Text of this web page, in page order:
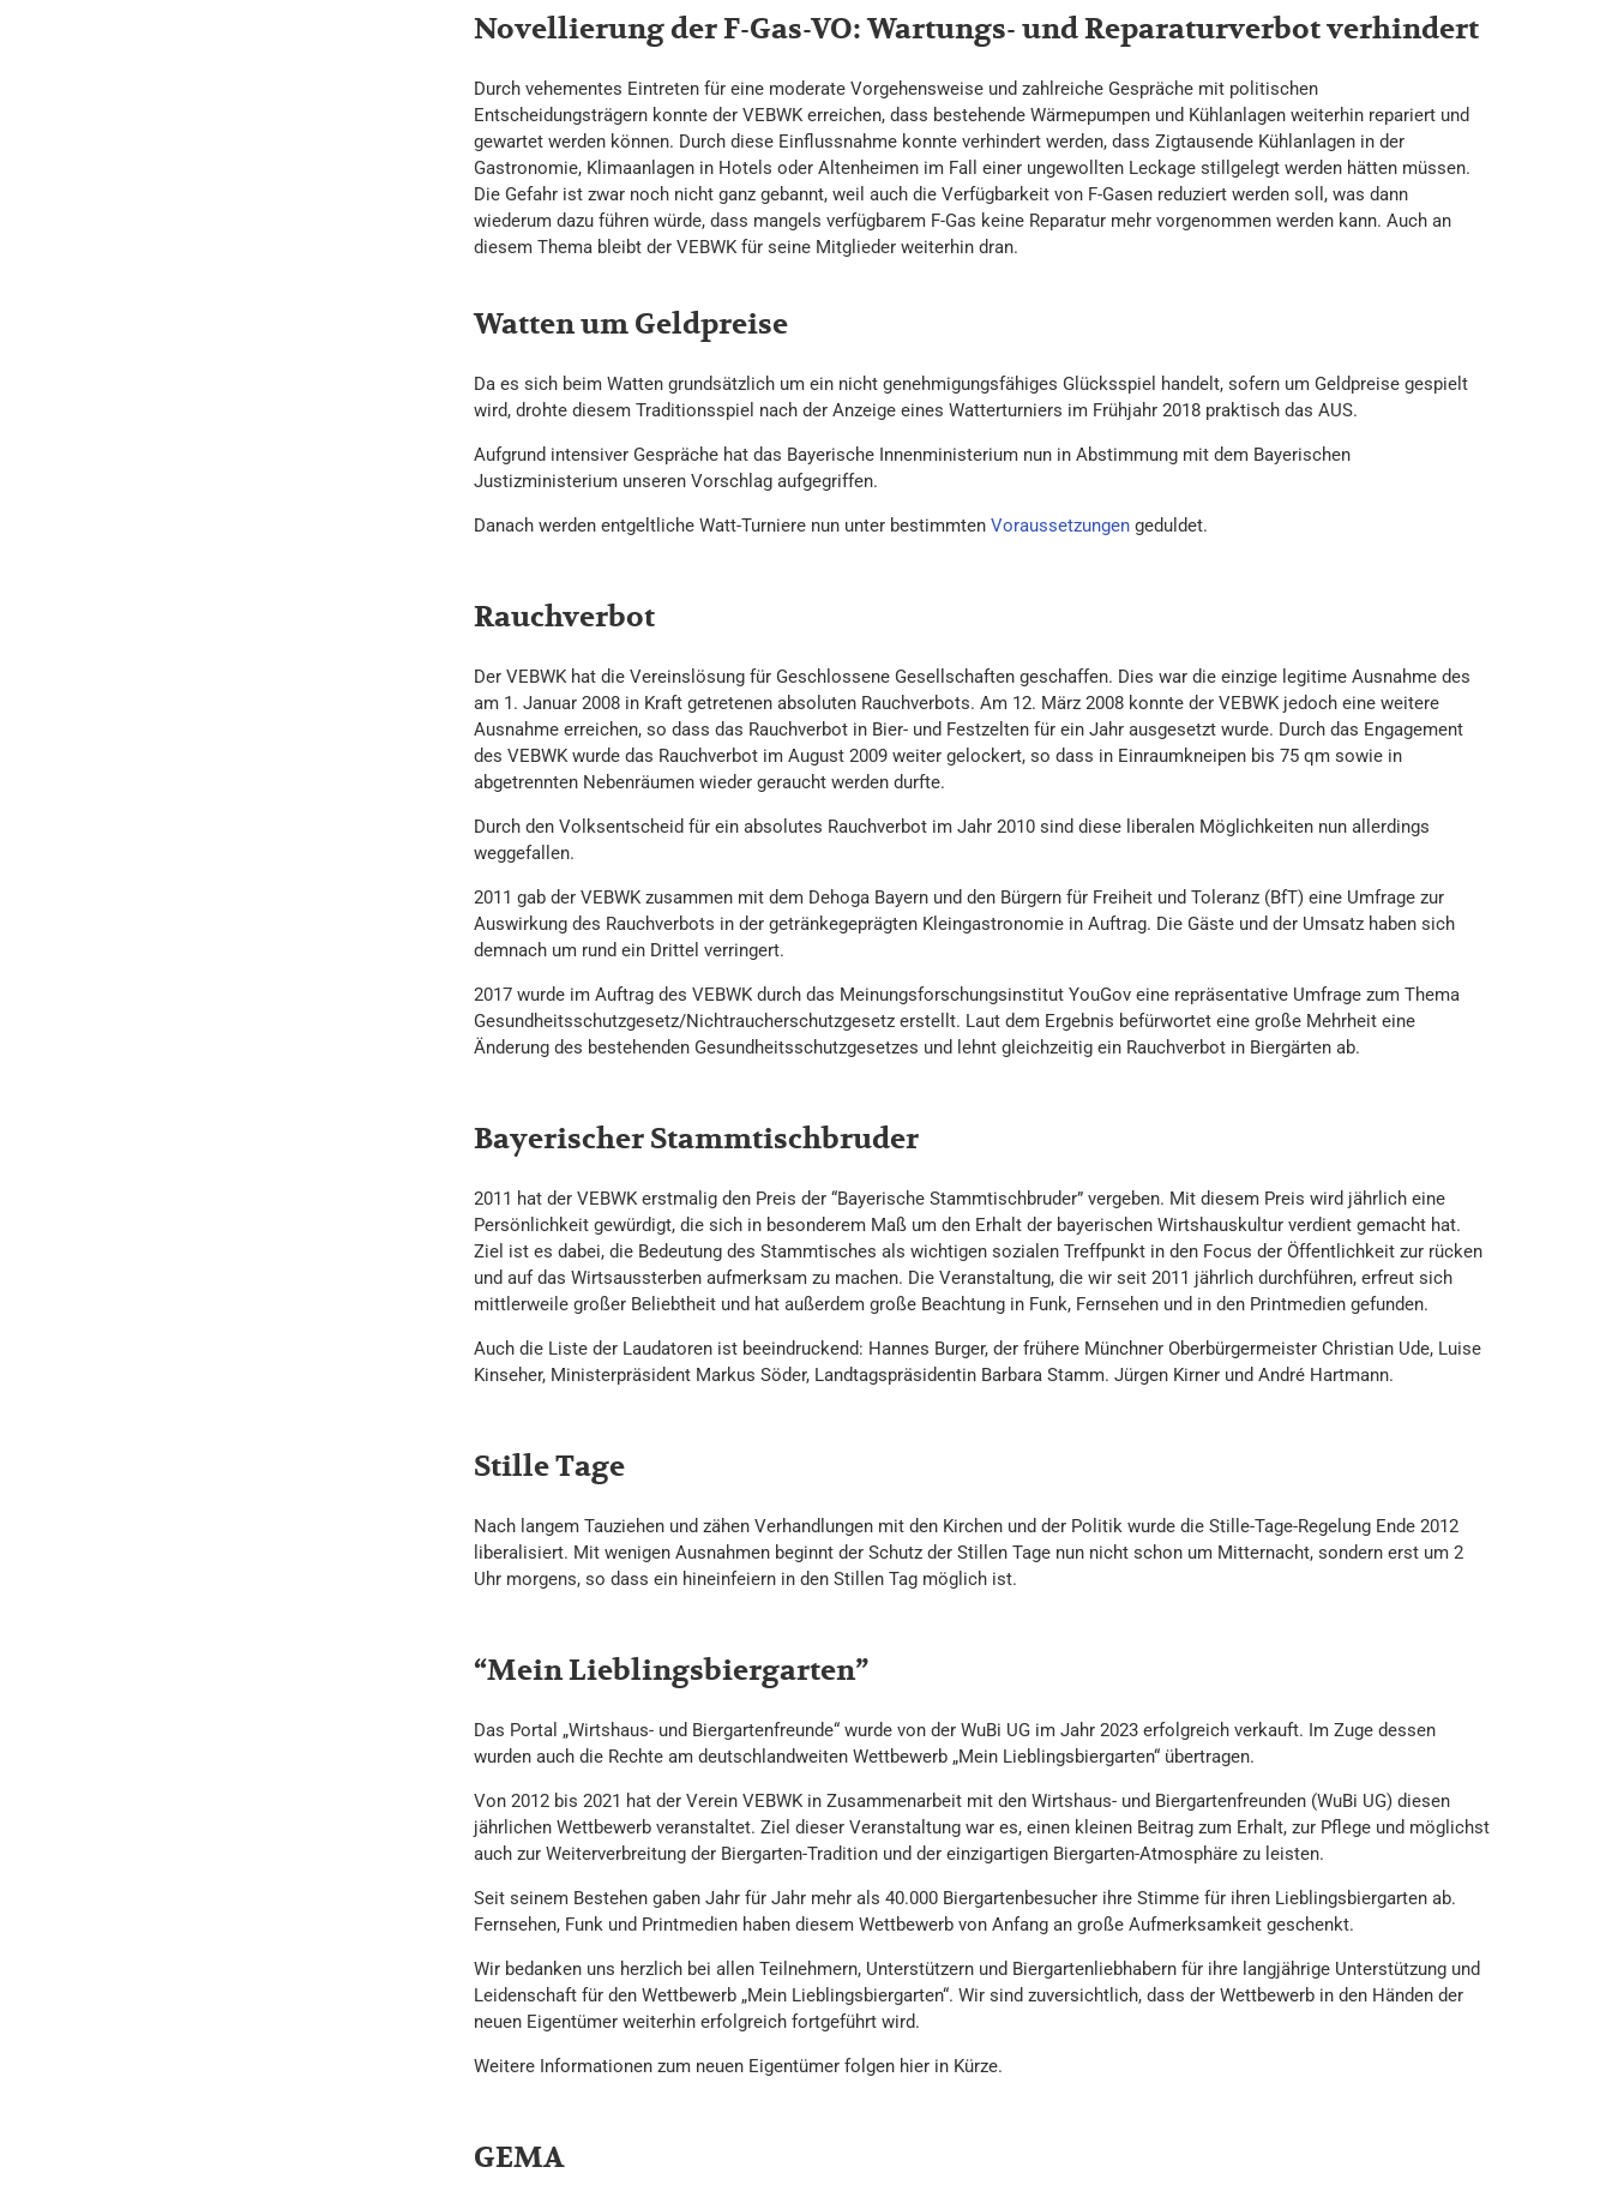
Novellierung der F-Gas-VO: Wartungs- und Reparaturverbot verhindert
Durch vehementes Eintreten für eine moderate Vorgehensweise und zahlreiche Gespräche mit politischen
Entscheidungsträgern konnte der VEBWK erreichen, dass bestehende Wärmepumpen und Kühlanlagen weiterhin repariert und
gewartet werden können. Durch diese Einflussnahme konnte verhindert werden, dass Zigtausende Kühlanlagen in der
Gastronomie, Klimaanlagen in Hotels oder Altenheimen im Fall einer ungewollten Leckage stillgelegt werden hätten müssen.
Die Gefahr ist zwar noch nicht ganz gebannt, weil auch die Verfügbarkeit von F-Gasen reduziert werden soll, was dann
wiederum dazu führen würde, dass mangels verfügbarem F-Gas keine Reparatur mehr vorgenommen werden kann. Auch an
diesem Thema bleibt der VEBWK für seine Mitglieder weiterhin dran.
Watten um Geldpreise
Da es sich beim Watten grundsätzlich um ein nicht genehmigungsfähiges Glücksspiel handelt, sofern um Geldpreise gespielt
wird, drohte diesem Traditionsspiel nach der Anzeige eines Watterturniers im Frühjahr 2018 praktisch das AUS.
Aufgrund intensiver Gespräche hat das Bayerische Innenministerium nun in Abstimmung mit dem Bayerischen
Justizministerium unseren Vorschlag aufgegriffen.
Danach werden entgeltliche Watt-Turniere nun unter bestimmten Voraussetzungengeduldet.
Rauchverbot
Der VEBWK hat die Vereinslösung für Geschlossene Gesellschaften geschaffen. Dies war die einzige legitime Ausnahme des
am 1. Januar 2008 in Kraft getretenen absoluten Rauchverbots. Am 12. März 2008 konnte der VEBWK jedoch eine weitere
Ausnahme erreichen, so dass das Rauchverbot in Bier- und Festzelten für ein Jahr ausgesetzt wurde. Durch das Engagement
des VEBWK wurde das Rauchverbot im August 2009 weiter gelockert, so dass in Einraumkneipen bis 75 qm sowie in
abgetrennten Nebenräumen wieder geraucht werden durfte.
Durch den Volksentscheid für ein absolutes Rauchverbot im Jahr 2010 sind diese liberalen Möglichkeiten nun allerdings
weggefallen.
2011 gab der VEBWK zusammen mit dem Dehoga Bayern und den Bürgern für Freiheit und Toleranz (BfT) eine Umfrage zur
Auswirkung des Rauchverbots in der getränkegeprägten Kleingastronomie in Auftrag. Die Gäste und der Umsatz haben sich
demnach um rund ein Drittel verringert.
2017 wurde im Auftrag des VEBWK durch das Meinungsforschungsinstitut YouGov eine repräsentative Umfrage zum Thema
Gesundheitsschutzgesetz/Nichtraucherschutzgesetz erstellt. Laut dem Ergebnis befürwortet eine große Mehrheit eine
Änderung des bestehenden Gesundheitsschutzgesetzes und lehnt gleichzeitig ein Rauchverbot in Biergärten ab.
Bayerischer Stammtischbruder
2011 hat der VEBWK erstmalig den Preis der “Bayerische Stammtischbruder” vergeben. Mit diesem Preis wird jährlich eine
Persönlichkeit gewürdigt, die sich in besonderem Maß um den Erhalt der bayerischen Wirtshauskultur verdient gemacht hat.
Ziel ist es dabei, die Bedeutung des Stammtisches als wichtigen sozialen Treffpunkt in den Focus der Öffentlichkeit zur rücken
und auf das Wirtsaussterben aufmerksam zu machen. Die Veranstaltung, die wir seit 2011 jährlich durchführen, erfreut sich
mittlerweile großer Beliebtheit und hat außerdem große Beachtung in Funk, Fernsehen und in den Printmedien gefunden.
Auch die Liste der Laudatoren ist beeindruckend: Hannes Burger, der frühere Münchner Oberbürgermeister Christian Ude, Luise
Kinseher, Ministerpräsident Markus Söder, Landtagspräsidentin Barbara Stamm. Jürgen Kirner und André Hartmann.
Stille Tage
Nach langem Tauziehen und zähen Verhandlungen mit den Kirchen und der Politik wurde die Stille-Tage-Regelung Ende 2012
liberalisiert. Mit wenigen Ausnahmen beginnt der Schutz der Stillen Tage nun nicht schon um Mitternacht, sondern erst um 2
Uhr morgens, so dass ein hineinfeiern in den Stillen Tag möglich ist.
“Mein Lieblingsbiergarten”
Das Portal „Wirtshaus- und Biergartenfreunde“ wurde von der WuBi UG im Jahr 2023 erfolgreich verkauft. Im Zuge dessen
wurden auch die Rechte am deutschlandweiten Wettbewerb „Mein Lieblingsbiergarten“ übertragen.
Von 2012 bis 2021 hat der Verein VEBWK in Zusammenarbeit mit den Wirtshaus- und Biergartenfreunden (WuBi UG) diesen
jährlichen Wettbewerb veranstaltet. Ziel dieser Veranstaltung war es, einen kleinen Beitrag zum Erhalt, zur Pflege und möglichst
auch zur Weiterverbreitung der Biergarten-Tradition und der einzigartigen Biergarten-Atmosphäre zu leisten.
Seit seinem Bestehen gaben Jahr für Jahr mehr als 40.000 Biergartenbesucher ihre Stimme für ihren Lieblingsbiergarten ab.
Fernsehen, Funk und Printmedien haben diesem Wettbewerb von Anfang an große Aufmerksamkeit geschenkt.
Wir bedanken uns herzlich bei allen Teilnehmern, Unterstützern und Biergartenliebhabern für ihre langjährige Unterstützung und
Leidenschaft für den Wettbewerb „Mein Lieblingsbiergarten“. Wir sind zuversichtlich, dass der Wettbewerb in den Händen der
neuen Eigentümer weiterhin erfolgreich fortgeführt wird.
Weitere Informationen zum neuen Eigentümer folgen hier in Kürze.
GEMA